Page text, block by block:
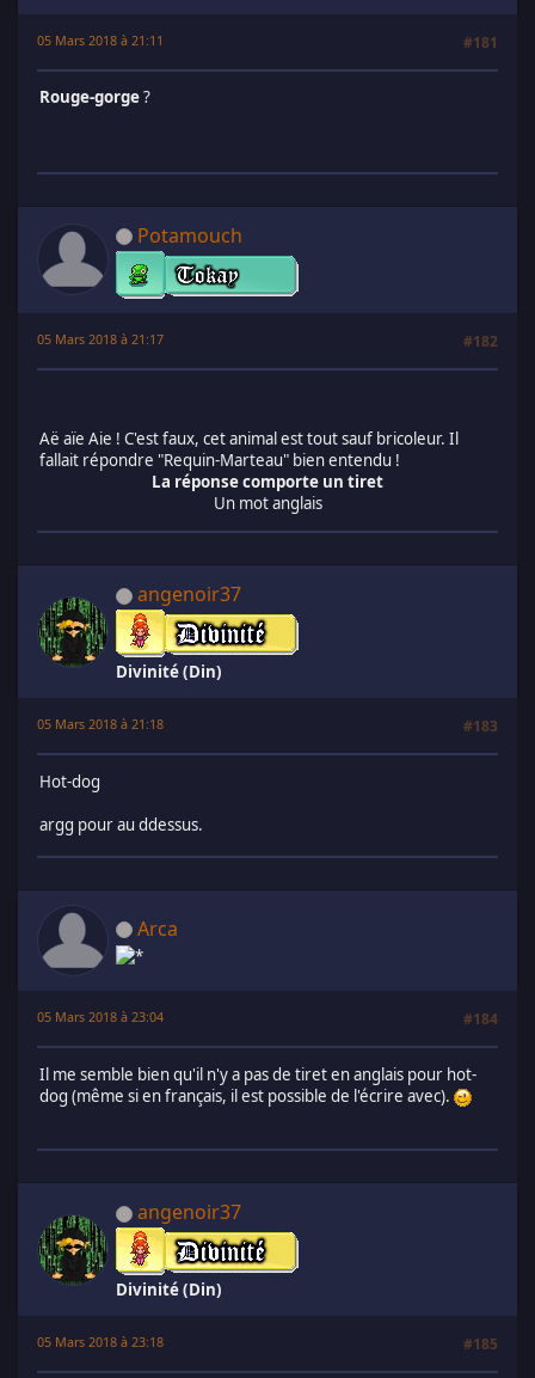
05 Mars 2018 à 21:11 #181
Rouge-gorge?
Potamouch
05 Mars 2018 à 21:17 #182
Aë aïe Aie ! C'est faux, cet animal est tout sauf bricoleur. Il
fallait répondre "Requin-Marteau" bien entendu !
La réponse comporte un tiret
Un mot anglais
angenoir37
Divinité (Din)
05 Mars 2018 à 21:18 #183
Hot-dog
argg pour au ddessus.
Arca
05 Mars 2018 à 23:04 #184
Il me semble bien qu'il n'y a pas de tiret en anglais pour hot-
dog (même si en français, il est possible de l'écrire avec).
angenoir37
Divinité (Din)
05 Mars 2018 à 23:18 #185